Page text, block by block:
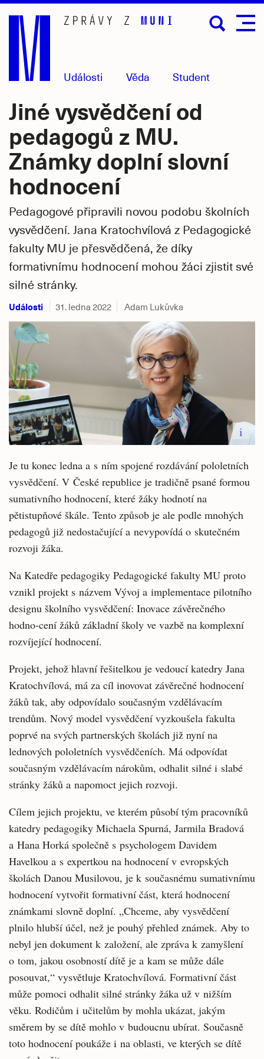
Přejít
hlavní
obsah
Události Věda Student
Jiné vysvědčení od
pedagogů z MU.
Známky doplní slovní
hodnocení
Pedagogové připravili novou podobu školních
vysvědčení. Jana Kratochvílová z Pedagogické
fakulty MU je přesvědčená, že díky
formativnímu hodnocení mohou žáci zjistit své
silné stránky.
Události 31. ledna 2022 Adam Lukůvka
i
Je tu konec ledna a s ním spojené rozdávání pololetních
vysvědčení. V České republice je tradičně psané formou
sumativního hodnocení, které žáky hodnotí na
pětistupňové škále. Tento způsob je ale podle mnohých
pedagogů již nedostačující a nevypovídá o skutečném
rozvoji žáka.
Na Katedře pedagogiky Pedagogické fakulty MU proto
vznikl projekt s názvem Vývoj a implementace pilotního
designu školního vysvědčení: Inovace závěrečného
hodno-cení žáků základní školy ve vazbě na komplexní
rozvíjející hodnocení.
Projekt, jehož hlavní řešitelkou je vedoucí katedry Jana
Kratochvílová, má za cíl inovovat závěrečné hodnocení
žáků tak, aby odpovídalo současným vzdělávacím
trendům. Nový model vysvědčení vyzkoušela fakulta
poprvé na svých partnerských školách již nyní na
lednových pololetních vysvědčeních. Má odpovídat
současným vzdělávacím nárokům, odhalit silné i slabé
stránky žáků a napomoct jejich rozvoji.
Cílem jejich projektu, ve kterém působí tým pracovníků
katedry pedagogiky Michaela Spurná, Jarmila Bradová
a Hana Horká společně s psychologem Davidem
Havelkou a s expertkou na hodnocení v evropských
školách Danou Musilovou, je k současnému sumativnímu
hodnocení vytvořit formativní část, která hodnocení
známkami slovně doplní. „Chceme, aby vysvědčení
plnilo hlubší účel, než je pouhý přehled známek. Aby to
nebyl jen dokument k založení, ale zpráva k zamyšlení
o tom, jakou osobností dítě je a kam se může dále
posouvat,“ vysvětluje Kratochvílová. Formativní část
může pomoci odhalit silné stránky žáka už v nižším
věku. Rodičům i učitelům by mohla ukázat, jakým
směrem by se dítě mohlo v budoucnu ubírat. Současně
toto hodnocení poukáže i na oblasti, ve kterých se dítě